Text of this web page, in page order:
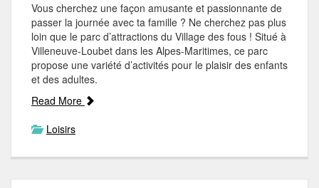
Vous cherchez une façon amusante et passionnante de
passer la journée avec ta famille ? Ne cherchez pas plus
loin que le parc d’attractions du Village des fous ! Situé à
Villeneuve-Loubet dans les Alpes-Maritimes, ce parc
propose une variété d’activités pour le plaisir des enfants
et des adultes.
Read More
Loisirs